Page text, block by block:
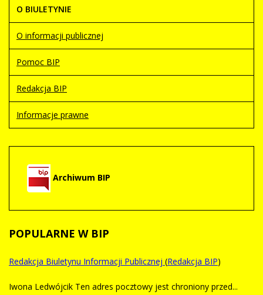
O BIULETYNIE
O informacji publicznej
Pomoc BIP
Redakcja BIP
Informacje prawne
Archiwum BIP
POPULARNE W BIP
Redakcja Biuletynu Informacji Publicznej (Redakcja BIP)
Iwona Ledwójcik Ten adres pocztowy jest chroniony przed...